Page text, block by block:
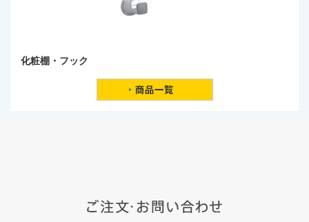
化粧棚・フック